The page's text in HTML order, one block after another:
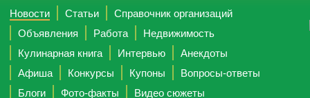
Новости Статьи
Справочник организаций
Объявления
Работа
Недвижимость
Кулинарная книга
Интервью
Анекдоты
Афиша
Конкурсы Купоны
Вопросы-ответы
Блоги
Фото-факты
Видео сюжеты